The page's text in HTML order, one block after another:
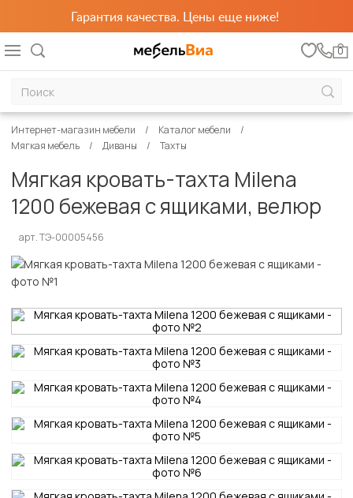
Гарантия качества. Цены еще ниже!
0
Интернет-магазин мебели
Каталог мебели
Мягкая мебель
Диваны Тахты
Мягкая кровать-тахта Milena
1200 бежевая с ящиками, велюр
арт. ТЭ-00005456